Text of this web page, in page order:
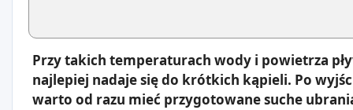
Przy takich temperaturach wody i powietrza
najlepiej nadaje się do krótkich kąpieli. Po
warto od razu mieć przygotowane suche